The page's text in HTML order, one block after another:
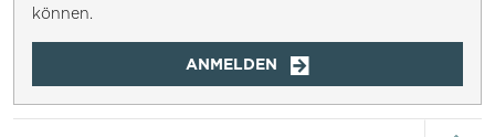
können.
ANMELDEN